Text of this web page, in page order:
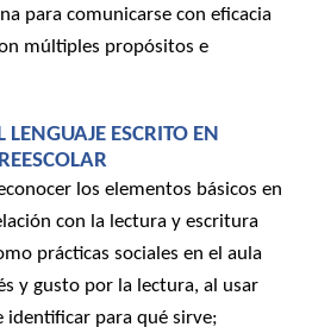
para comunicarse con eficacia
múltiples propósitos e
LENGUAJE ESCRITO EN
los elementos básicos en
con la lectura y escritura
prácticas sociales en el aula
y gusto por la lectura, al usar
identificar para qué sirve;